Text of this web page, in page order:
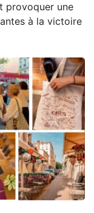
provoquer une
à la victoire